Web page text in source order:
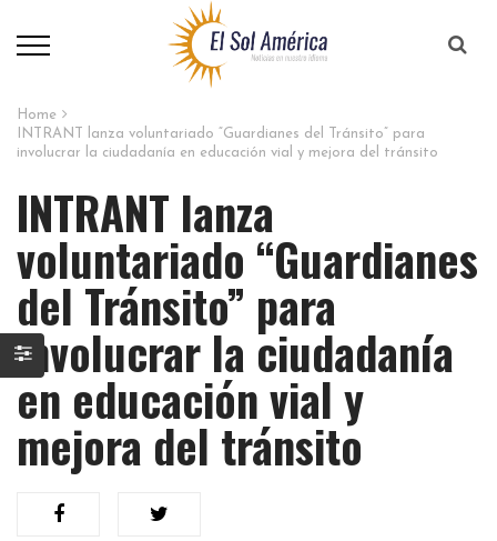
Home
INTRANT lanza voluntariado “Guardianes del Tránsito” para
involucrar la ciudadanía en educación vial y mejora del tránsito
INTRANT lanza
voluntariado “Guardianes
del Tránsito” para
involucrar la ciudadanía
en educación vial y
mejora del tránsito